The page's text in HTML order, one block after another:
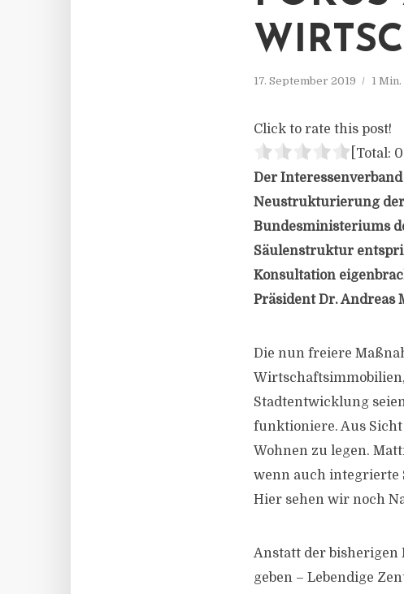
17. September 2019 1
Click to rate this post!
[Total: 0
Der
Neustrukturierung der
Bundesministeriums
Säulenstruktur
Konsultation
Präsident Dr. Andreas
Die nun freiere
Stadtentwicklung
funktioniere. Aus
Wohnen zu legen.
wenn auch integrierte
Hier sehen wir noch
Anstatt der bisherigen
geben – Lebendige